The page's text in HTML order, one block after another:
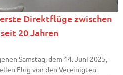
Direktflüge zwischen
20 Jahren
Samstag, dem 14. Juni 2025,
Flug von den Vereinigten